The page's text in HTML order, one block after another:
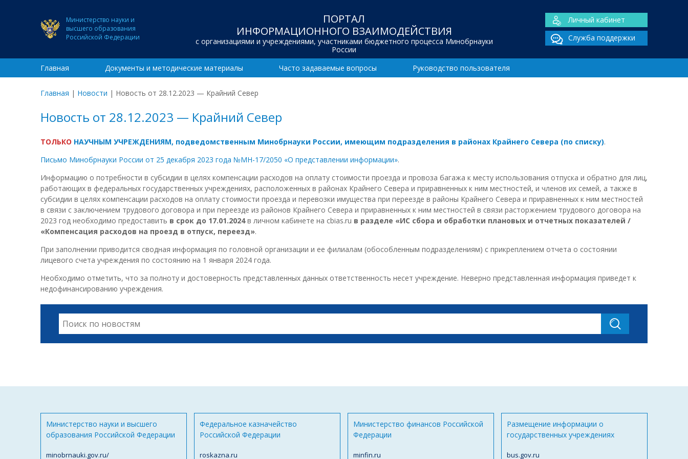
Министерство науки и
высшего образования
Российской Федерации
ПОРТАЛ
ИНФОРМАЦИОННОГО ВЗАИМОДЕЙСТВИЯ
с организациями и учреждениями, участниками бюджетного процесса Минобрнауки
России
Личный кабинет
Служба поддержки
Главная Документы и методические материалы Часто задаваемые вопросы Руководство пользователя
Главная | Новости | Новость от 28.12.2023 — Крайний Север
Новость от 28.12.2023 — Крайний Север
ТОЛЬКО НАУЧНЫМ УЧРЕЖДЕНИЯМ, подведомственным Минобрнауки России, имеющим подразделения в районах Крайнего Севера (по списку).
Письмо Минобрнауки России от 25 декабря 2023 года №МН-17/2050 «О представлении информации».
Информацию о потребности в субсидии в целях компенсации расходов на оплату стоимости проезда и провоза багажа к месту использования отпуска и обратно для лиц,
работающих в федеральных государственных учреждениях, расположенных в районах Крайнего Севера и приравненных к ним местностей, и членов их семей, а также в
субсидии в целях компенсации расходов на оплату стоимости проезда и перевозки имущества при переезде в районы Крайнего Севера и приравненных к ним местностей
в связи с заключением трудового договора и при переезде из районов Крайнего Севера и приравненных к ним местностей в связи расторжением трудового договора на
2023 год необходимо предоставить в срок до 17.01.2024в личном кабинете на cbias.ru в разделе «ИС сбора и обработки плановых и отчетных показателей /
«Компенсация расходов на проезд в отпуск, переезд».
При заполнении приводится сводная информация по головной организации и ее филиалам (обособленным подразделениям) с прикреплением отчета о состоянии
лицевого счета учреждения по состоянию на 1 января 2024 года.
Необходимо отметить, что за полноту и достоверность представленных данных ответственность несет учреждение. Неверно представленная информация приведет к
недофинансированию учреждения.
Министерство науки и высшего
образования Российской Федерации
minobrnauki.gov.ru/
Федеральное казначейство
Российской Федерации
roskazna.ru
Министерство финансов Российской
Федерации
minfin.ru
Размещение информации о
государственных учреждениях
bus.gov.ru